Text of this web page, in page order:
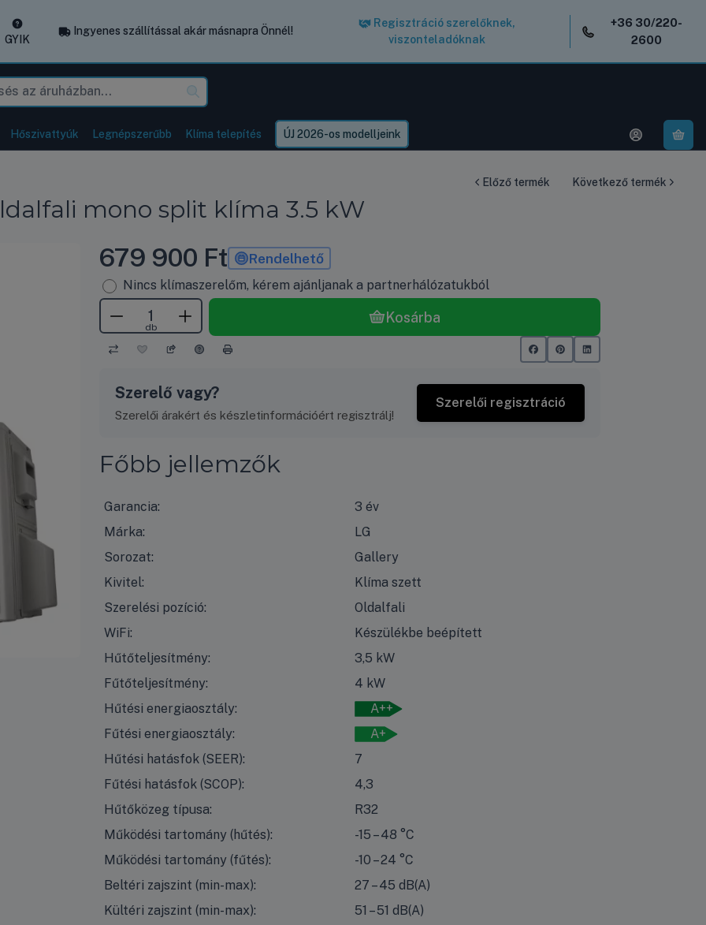
GYIK
Ingyenes szállítással akár másnapra Önnél!
Regisztráció szerelőknek,
viszonteladóknak
+36 30/220-
2600
Hőszivattyúk Legnépszerűbb Klíma telepítés ÚJ 2026-os modelljeink
Előző termék Következő termék
mono split klíma 3.5 kW
679 900 Ft Rendelhető
Nincs klímaszerelőm, kérem ajánljanak a partnerhálózatukból
db
Kosárba
Szerelő vagy?
Szerelői árakért és készletinformációért regisztrálj!
Szerelői regisztráció
Főbb jellemzők
Garancia:
3 év
Márka:
LG
Sorozat:
Gallery
Kivitel:
Klíma szett
Szerelési pozíció:
Oldalfali
WiFi:
Készülékbe beépített
Hűtőteljesítmény:
3,5 kW
Fűtőteljesítmény:
4 kW
Hűtési energiaosztály:
A++
Fűtési energiaosztály:
A+
Hűtési hatásfok (SEER):
7
Fűtési hatásfok (SCOP):
4,3
Hűtőközeg típusa:
R32
Működési tartomány (hűtés):
-15 – 48 °C
Működési tartomány (fűtés):
-10 – 24 °C
Beltéri zajszint (min-max):
27 – 45 dB(A)
Kültéri zajszint (min-max):
51 – 51 dB(A)